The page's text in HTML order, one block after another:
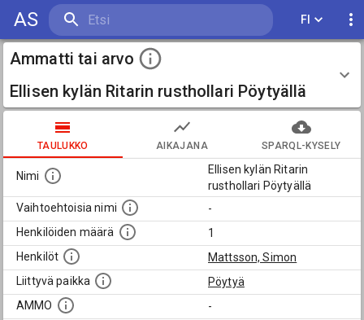
AS FI
Ammatti tai arvo
Ellisen kylän Ritarin rusthollari Pöytyällä
TAULUKKO AIKAJANA SPARQL-KYSELY
Nimi
Ellisen kylän Ritarin
rusthollari Pöytyällä
Vaihtoehtoisia nimi
-
Henkilöiden määrä
1
Henkilöt
Mattsson, Simon
Liittyvä paikka
Pöytyä
AMMO
-